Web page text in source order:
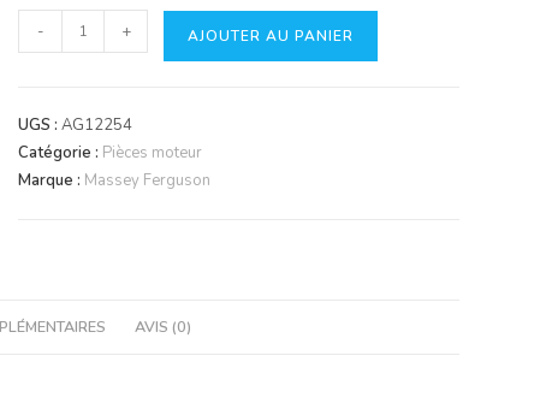
quantité
de
moteur
Perkins
A4.203
- + AJOUTER AU PANIER
UGS :AG12254
Catégorie : Pièces moteur
Marque : Massey Ferguson
AVIS (0)